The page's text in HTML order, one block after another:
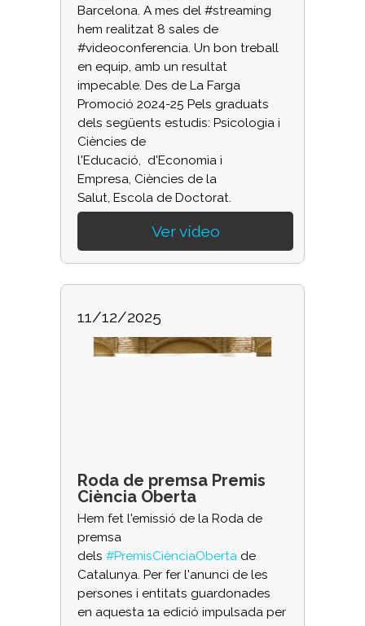
Barcelona. A mes del #streaming
hem realitzat 8 sales de
#videoconferencia. Un bon treball
en equip, amb un resultat
impecable. Des de La Farga
Promoció 2024-25 Pels graduats
dels següents estudis: Psicologia i
Ciències de
l'Educació, d'Economia i
Empresa, Ciències de la
Salut, Escola de Doctorat.
Ver vídeo
11/12/2025
Roda de premsa Premis
Ciència Oberta
Hem fet l'emissió de la Roda de
premsa
dels #PremisCiènciaOberta de
Catalunya. Per fer l'anunci de les
persones i entitats guardonades
en aquesta 1a edició impulsada per